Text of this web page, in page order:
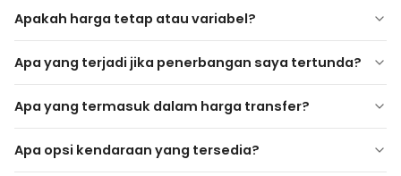
Avanos
Çavuşin
Semua hotel, hotel gua, dan akomodasi pribadi di
Cappadocia
Nomor penerbangan
Jumlah penumpang
Apakah harga tetap atau variabel?
Apa yang terjadi jika penerbangan saya tertunda?
Apa yang termasuk dalam harga transfer?
Apa opsi kendaraan yang tersedia?